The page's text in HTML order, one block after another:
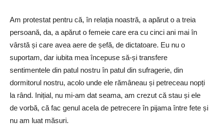
Am protestat pentru că, în relația noastră, a apărut o a treia
persoană, da, a apărut o femeie care era cu cinci ani mai în
vârstă și care avea aere de șefă, de dictatoare. Eu nu o
suportam, dar iubita mea începuse să-și transfere
sentimentele din patul nostru în patul din sufragerie, din
dormitorul nostru, acolo unde ele rămâneau și petreceau nopți
la rând. Inițial, nu mi-am dat seama, am crezut că stau și ele
de vorbă, că fac genul acela de petrecere în pijama între fete și
nu am luat măsuri.